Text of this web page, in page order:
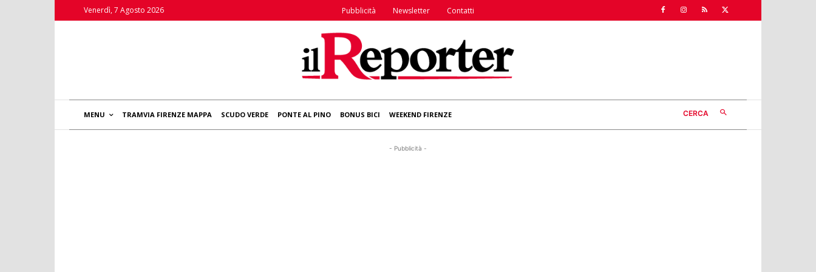
Venerdì, 7 Agosto 2026 Pubblicità Newsletter Contatti
MENU TRAMVIA FIRENZE MAPPA SCUDO VERDE PONTE AL PINO BONUS BICI WEEKEND FIRENZE CERCA
- Pubblicità -